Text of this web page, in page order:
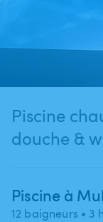
Piscine
douche &
Piscine à
12 baigneurs • 3